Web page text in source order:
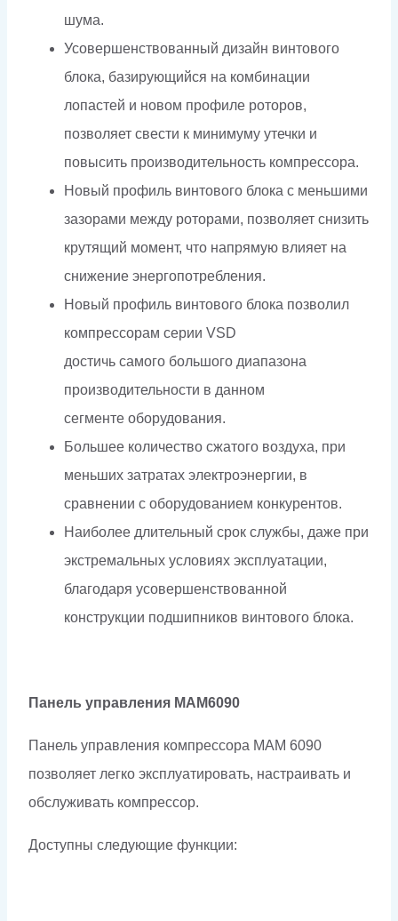
шума.
Усовершенствованный дизайн винтового
блока, базирующийся на комбинации
лопастей и новом профиле роторов,
позволяет свести к минимуму утечки и
повысить производительность компрессора.
Новый профиль винтового блока с меньшими
зазорами между роторами, позволяет снизить
крутящий момент, что напрямую влияет на
снижение энергопотребления.
Новый профиль винтового блока позволил
компрессорам серии VSD
достичь самого большого диапазона
производительности в данном
сегменте оборудования.
Большее количество сжатого воздуха, при
меньших затратах электроэнергии, в
сравнении с оборудованием конкурентов.
Наиболее длительный срок службы, даже при
экстремальных условиях эксплуатации,
благодаря усовершенствованной
конструкции подшипников винтового блока.
Панель управления МАМ6090
Панель управления компрессора МАМ 6090
позволяет легко эксплуатировать, настраивать и
обслуживать компрессор.
Доступны следующие функции: